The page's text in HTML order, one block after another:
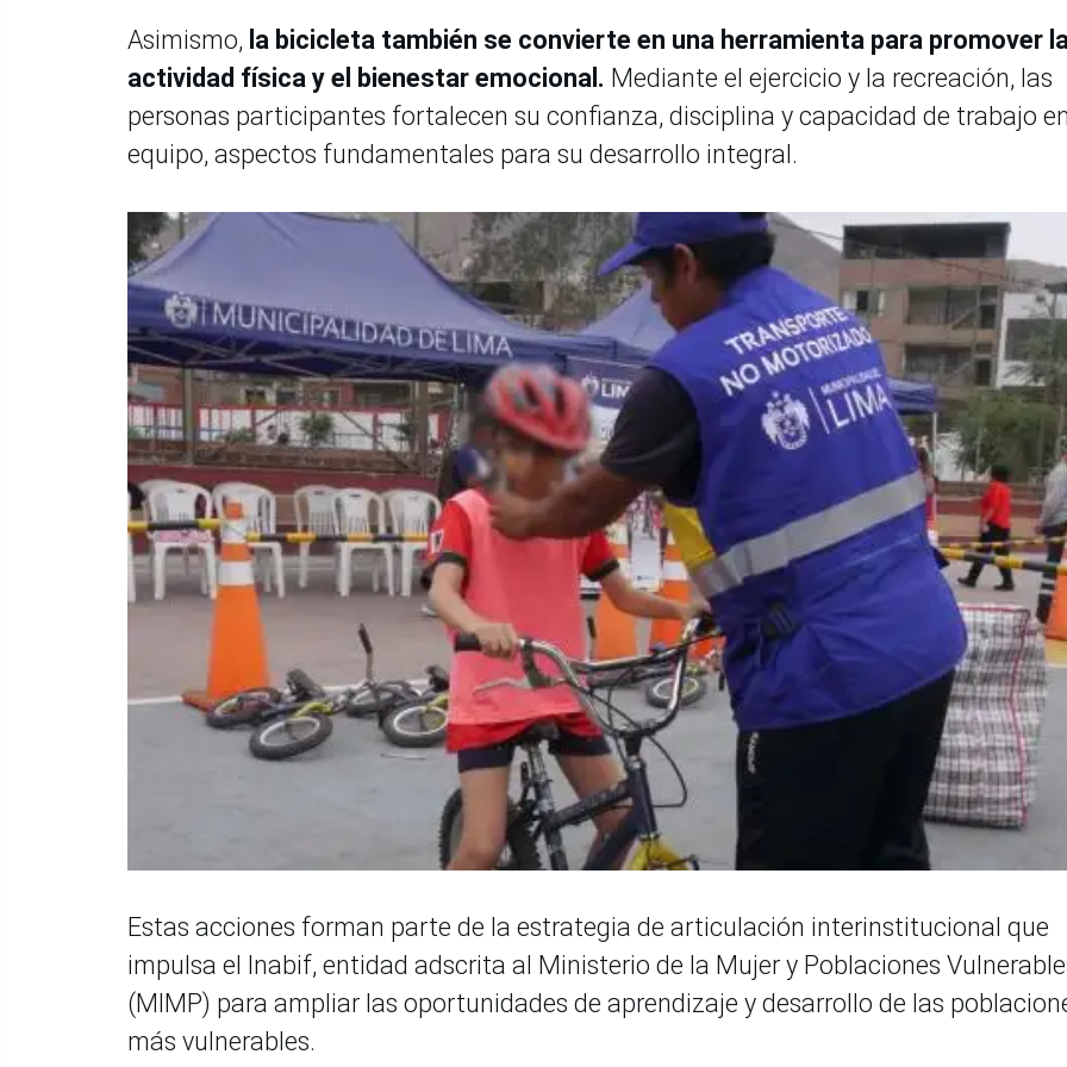
Asimismo, la bicicleta también se convierte en una herramienta para promover
actividad física y el bienestar emocional. Mediante el ejercicio y la recreación, las
personas participantes fortalecen su confianza, disciplina y capacidad de trabajo
equipo, aspectos fundamentales para su desarrollo integral.
Estas acciones forman parte de la estrategia de articulación interinstitucional que
impulsa el Inabif, entidad adscrita al Ministerio de la Mujer y Poblaciones
(MIMP) para ampliar las oportunidades de aprendizaje y desarrollo de las
más vulnerables.